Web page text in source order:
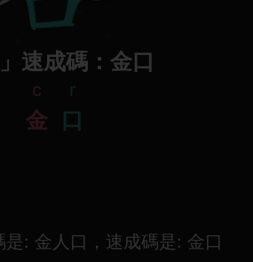
」速成碼：金口
c
金
r
口
是: 金人口，速成碼是: 金口